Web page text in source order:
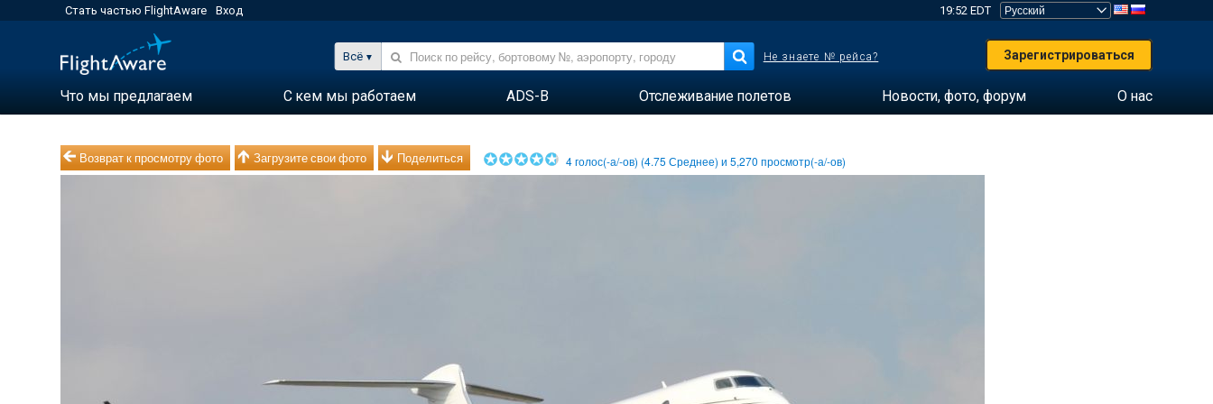
Стать частью FlightAware Вход 19:52 EDT
Всё Не знаете № рейса? Зарегистрироваться
Что мы предлагаем С кем мы работаем ADS-B Отслеживание полетов Новости, фото, форум О нас
Возврат к просмотру фото Загрузите свои фото Поделиться 4голос(-а/-ов) (4.75 Среднее) и5,270 просмотр(-а/-ов)